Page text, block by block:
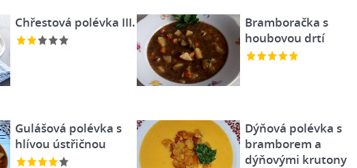
Chřestová polévka III.
Bramboračka s
houbovou drtí
Gulášová polévka s
hlívou ústřičnou
Dýňová polévka s
bramborem a
dýňovými krutony